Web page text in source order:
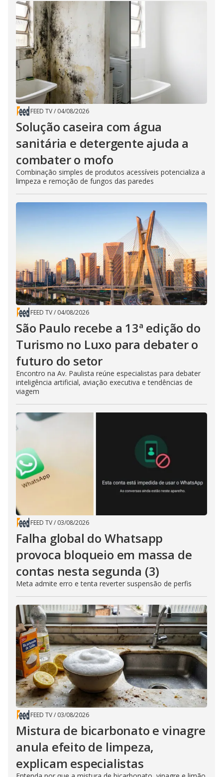
FEED TV/ 04/08/2026
Solução caseira com água
sanitária e detergente ajuda a
combater o mofo
Combinação simples de produtos acessíveis potencializa a
limpeza e remoção de fungos das paredes
FEED TV/ 04/08/2026
São Paulo recebe a 13ª edição do
Turismo no Luxo para debater o
futuro do setor
Encontro na Av. Paulista reúne especialistas para debater
inteligência artificial, aviação executiva e tendências de
viagem
FEED TV/ 03/08/2026
Falha global do Whatsapp
provoca bloqueio em massa de
contas nesta segunda (3)
Meta admite erro e tenta reverter suspensão de perfis
FEED TV/ 03/08/2026
Mistura de bicarbonato e vinagre
anula efeito de limpeza,
explicam especialistas